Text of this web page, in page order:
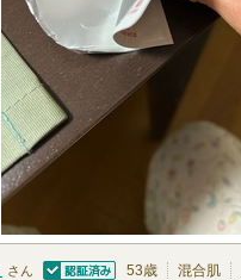
さん 53歳 混合肌